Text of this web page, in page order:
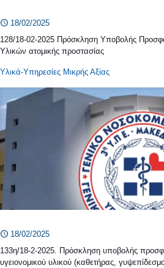
18/02/2025
128/18-02-2025 Πρόσκληση Υποβολής
Υλικών ατομικής προστασίας
Υλικά-Υπηρεσίες Μικρής Αξίας
18/02/2025
133η/18-2-2025. Πρόσκληση υποβολής
υγειονομικού υλικού (καθετήρας,